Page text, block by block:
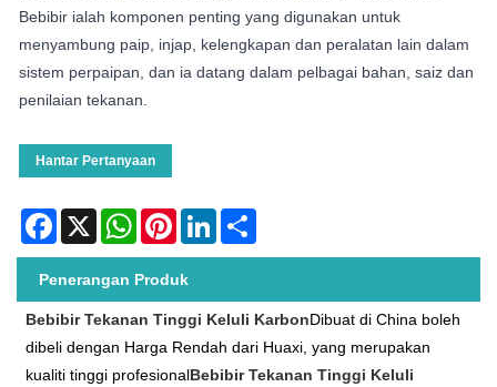
Bebibir ialah komponen penting yang digunakan untuk
menyambung paip, injap, kelengkapan dan peralatan lain dalam
sistem perpaipan, dan ia datang dalam pelbagai bahan, saiz dan
penilaian tekanan.
Hantar Pertanyaan
Facebook
X WhatsAppPinterestLinkedIn
Penerangan Produk
Bebibir Tekanan Tinggi Keluli KarbonDibuat di China boleh
dibeli dengan Harga Rendah dari Huaxi, yang merupakan
kualiti tinggi profesionalBebibir Tekanan Tinggi Keluli